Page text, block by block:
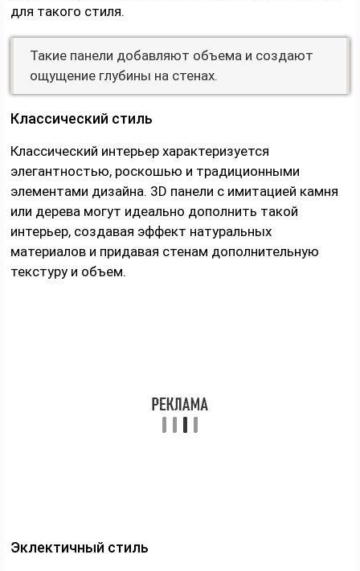
для такого стиля.
Такие панели добавляют объема и создают
ощущение глубины на стенах.
Классический стиль
Классический интерьер характеризуется
элегантностью, роскошью и традиционными
элементами дизайна. 3D панели с имитацией камня
или дерева могут идеально дополнить такой
интерьер, создавая эффект натуральных
материалов и придавая стенам дополнительную
текстуру и объем.
Эклектичный стиль